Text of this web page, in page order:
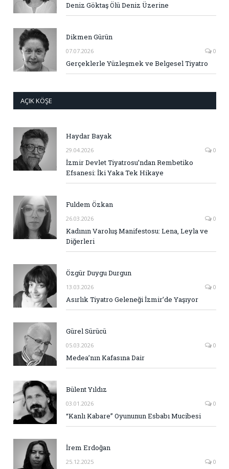
Deniz Göktaş Ölü Deniz Üzerine
Dikmen Gürün
07.07.2026 0
Gerçeklerle Yüzleşmek ve Belgesel Tiyatro
AÇIK KÖŞE
Haydar Bayak
29.04.2026 0
İzmir Devlet Tiyatrosu’ndan Rembetiko
Efsanesi: İki Yaka Tek Hikaye
Fuldem Özkan
26.03.2026 0
Kadının Varoluş Manifestosu: Lena, Leyla ve
Diğerleri
Özgür Duygu Durgun
13.03.2026 0
Asırlık Tiyatro Geleneği İzmir’de Yaşıyor
Gürel Sürücü
05.03.2026 0
Medea’nın Kafasına Dair
Bülent Yıldız
03.01.2026 0
“Kanlı Kabare” Oyununun Esbabı Mucibesi
İrem Erdoğan
25.12.2025 0